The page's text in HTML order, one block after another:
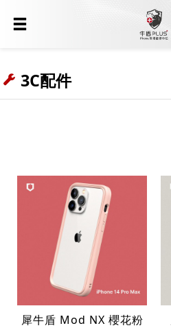
3C配件
犀牛盾 Mod NX 櫻花粉